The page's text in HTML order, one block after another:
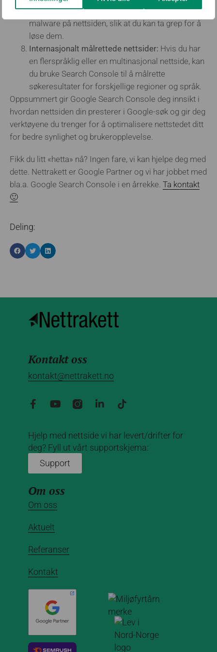
deg hvis de oppdager sikkerhetsproblemer eller
malware på nettsiden, slik at du kan ta grep for å
løse dem.
Internasjonalt målrettede nettsider: Hvis du har
en flerspråklig eller en multinasjonal nettside, kan
du bruke Search Console til å målrette
søkeresultater for forskjellige regioner og språk.
Oppsummert gir Google Search Console deg innsikt i
hvordan nettsiden din presterer i Google-søk og gir deg
verktøyene du trenger for å optimalisere nettstedet ditt
for bedre synlighet og brukeropplevelse.
Fikk du litt «hetta» nå? Ingen fare, vi kan hjelpe deg med
dette. Nettrakett er Google Partner og vi har jobbet med
bla.a. Google Search Console i en årrekke. Ta kontakt
🙂
Deling:
Kontakt oss
kontakt@nettrakett.no
Hjelp med nettside vi har levert/drifter for
deg? Fyll ut vårt supportskjema:
Support
Om oss
Om oss
Aktuelt
Referanser
Kontakt